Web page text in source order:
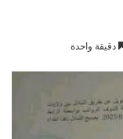
دقيقة واحدة